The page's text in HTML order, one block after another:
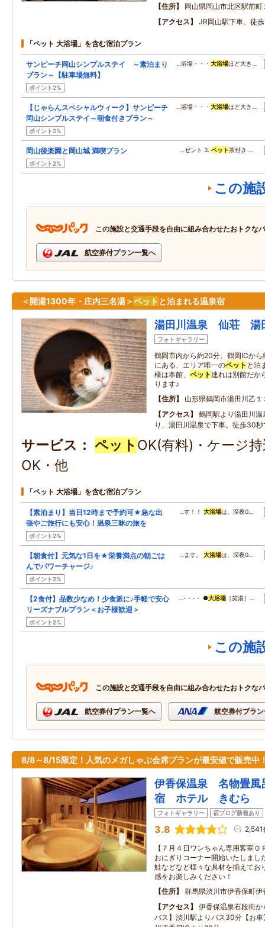
住所
岡山県岡山市北区駅前
アクセス
JR岡山駅下車、徒
「ペット 大浴場」を含む宿泊プラン
サンピーチ岡山シンプルステイ ～素泊まり
プラン～【駐車場無料】
ポイント2%
…浴場・・・ 大浴場ほど大き…
【じゃらんスペシャルウィーク】サンピーチ
岡山シンプルステイ～朝食付きプラン～
ポイント2%
…浴場・・・ 大浴場ほど大き…
岡山後楽園と岡山城 満喫プラン
ポイント2%
…ゼント 3. ペット茶付き …
この施
この施設と交通手段を自由に組み合わせたおトクな
航空券付プラン一覧へ
＜開湯1300年・庄内三名湯＞ペット と泊まれる温泉宿
湯田川温泉 仙荘 湯
フォトギャラリー
鶴岡市内から約20分、鶴岡ICか
にある、エリア唯一のペット と泊
様は本館、 ペット連れは別館だか
ります♪
住所
山形県鶴岡市湯田川乙１
アクセス
鶴岡駅より湯田川
り、湯田川温泉で下車。徒歩30秒
サービス ペット OK(有料)・ケージ
OK・他
「ペット 大浴場」を含む宿泊プラン
【素泊まり】当日12時まで予約可★急な出
張やご旅行にも安心！温泉三昧の旅を
ポイント2%
…す！！大浴場は、深夜0…
【朝食付】元気な1日を★栄養満点の朝ごは
んでパワーチャージ♪
ポイント2%
…ます。大浴場は、深夜0…
【2食付】品数少なめ！少食派に♪手軽で安心
リーズナブルプラン＜お子様歓迎＞
ポイント2%
…-・-・ ●大浴場 ［笑湯］…
この施
この施設と交通手段を自由に組み合わせたおトクな
航空券付プラン一覧へ 航空券付プラ
8/8～8/15限定！人気のメガしゃぶ会席プランが最安値で販売中
伊香保温泉 名物畳風
宿 ホテル きむら
フォトギャラリー 宿ブログ新着あり
3.8 2,541
【７月４日ワンちゃん専用客室
おにぎりコーナー開始いたしまし
鮭などなど様々な具材を揃えてお
感をお楽しみください！
住所
群馬県渋川市伊香保町伊
アクセス
伊香保温泉石段街
バス】渋川駅よりバス30分【お